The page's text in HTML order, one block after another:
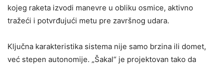
kojeg raketa izvodi manevre u obliku osmice, aktivno
tražeći i potvrđujući metu pre završnog udara.
Ključna karakteristika sistema nije samo brzina ili domet,
već stepen autonomije. „Šakal“ je projektovan tako da